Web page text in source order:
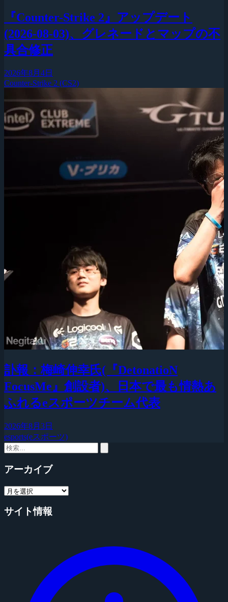
『Counter-Strike 2』アップデート
(2026-08-03)、グレネードとマップの不
具合修正
2026年8月4日
Counter-Strike 2 (CS2)
訃報：梅崎伸幸氏(『DetonatioN
FocusMe』創設者)、日本で最も情熱あ
ふれるeスポーツチーム代表
2026年8月3日
esports(eスポーツ)
アーカイブ
サイト情報